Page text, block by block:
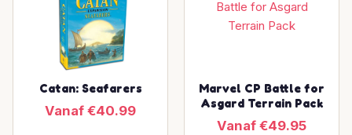
Catan: Seafarers
Vanaf €40.99
Marvel CP Battle for
Asgard Terrain Pack
Vanaf €49.95